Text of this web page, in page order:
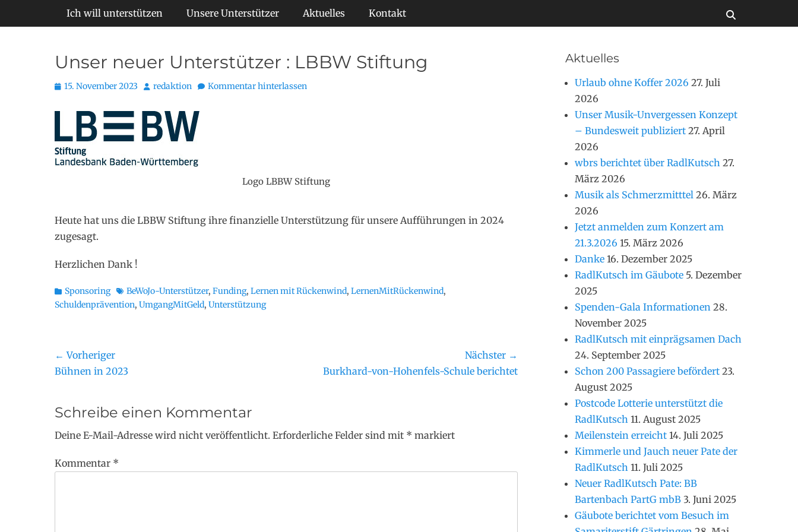
Primäres Menü
Ich will unterstützen Unsere Unterstützer Aktuelles Kontakt
Unser neuer Unterstützer : LBBW Stiftung
Posted
15. November 2023 Autor
redaktion Kommentar hinterlassen
Logo LBBW Stiftung
Heute hat uns die LBBW Stiftung ihre finanzielle Unterstützung für unsere Aufführungen in 2024
zugesagt.
Herzlichen Dank !
Kategorien
Sponsoring Schlagworte
BeWoJo-Unterstützer, Funding, Lernen mit Rückenwind, LernenMitRückenwind,
Schuldenprävention, UmgangMitGeld, Unterstützung
Beitragsnavigation
← Vorheriger
Vorheriger
Bühnen in 2023
Nächster →
NächsterBurkhard-von-Hohenfels-Schule berichtet
Schreibe einen Kommentar
Deine E-Mail-Adresse wird nicht veröffentlicht. Erforderliche Felder sind mit * markiert
Kommentar *
Aktuelles
Urlaub ohne Koffer 2026 27. Juli
2026
Unser Musik-Unvergessen Konzept
– Bundesweit publiziert 27. April
2026
wbrs berichtet über RadlKutsch 27.
März 2026
Musik als Schmerzmitttel 26. März
2026
Jetzt anmelden zum Konzert am
21.3.2026 15. März 2026
Danke 16. Dezember 2025
RadlKutsch im Gäubote 5. Dezember
2025
Spenden-Gala Informationen 28.
November 2025
RadlKutsch mit einprägsamen Dach
24. September 2025
Schon 200 Passagiere befördert 23.
August 2025
Postcode Lotterie unterstützt die
RadlKutsch 11. August 2025
Meilenstein erreicht 14. Juli 2025
Kimmerle und Jauch neuer Pate der
RadlKutsch 11. Juli 2025
Neuer RadlKutsch Pate: BB
Bartenbach PartG mbB 3. Juni 2025
Gäubote berichtet vom Besuch im